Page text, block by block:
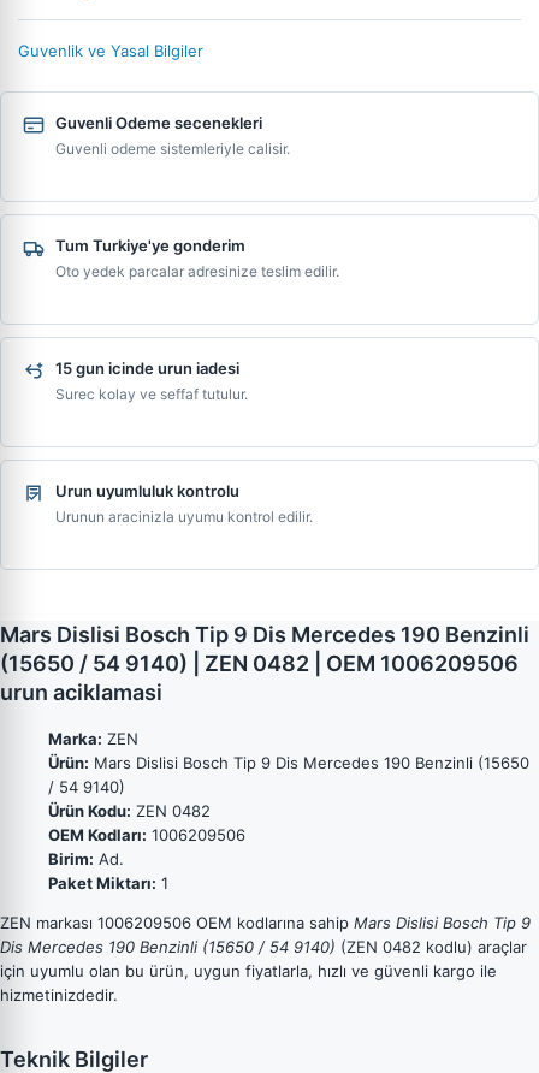
Guvenlik ve Yasal Bilgiler
Guvenli Odeme secenekleri
Guvenli odeme sistemleriyle calisir.
Tum Turkiye'ye gonderim
Oto yedek parcalar adresinize teslim edilir.
15 gun icinde urun iadesi
Surec kolay ve seffaf tutulur.
Urun uyumluluk kontrolu
Urunun aracinizla uyumu kontrol edilir.
Mars Dislisi Bosch Tip 9 Dis Mercedes 190 Benzinli
(15650 / 54 9140) | ZEN 0482 | OEM 1006209506
urun aciklamasi
Marka: ZEN
Ürün: Mars Dislisi Bosch Tip 9 Dis Mercedes 190 Benzinli (15650
/ 54 9140)
Ürün Kodu: ZEN 0482
OEM Kodları: 1006209506
Birim: Ad.
Paket Miktarı: 1
ZEN markası 1006209506 OEM kodlarına sahip Mars Dislisi Bosch Tip 9
Dis Mercedes 190 Benzinli (15650 / 54 9140) (ZEN 0482 kodlu) araçlar
için uyumlu olan bu ürün, uygun fiyatlarla, hızlı ve güvenli kargo ile
hizmetinizdedir.
Teknik Bilgiler